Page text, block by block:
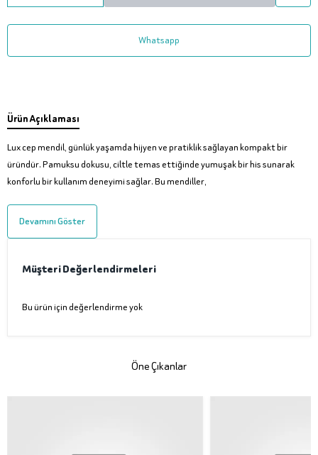
Whatsapp
Ürün Açıklaması
Lux cep mendil, günlük yaşamda hijyen ve pratiklik sağlayan kompakt bir
üründür. Pamuksu dokusu, ciltle temas ettiğinde yumuşak bir his sunarak
konforlu bir kullanım deneyimi sağlar. Bu mendiller,
Devamını Göster
Müşteri Değerlendirmeleri
Bu ürün için değerlendirme yok
Öne Çıkanlar